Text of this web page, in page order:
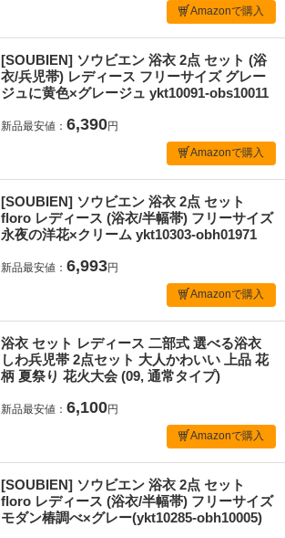
Amazonで購入
[SOUBIEN] ソウビエン 浴衣 2点 セット (浴
衣/兵児帯) レディース フリーサイズ グレー
ジュに黄色×グレージュ ykt10091-obs10011
新品最安値： 6,390円
Amazonで購入
[SOUBIEN] ソウビエン 浴衣 2点 セット
floro レディース (浴衣/半幅帯) フリーサイズ
永夜の洋花×クリーム ykt10303-obh01971
新品最安値： 6,993円
Amazonで購入
浴衣 セット レディース 二部式 選べる浴衣
しわ兵児帯 2点セット 大人かわいい 上品 花
柄 夏祭り 花火大会 (09, 通常タイプ)
新品最安値： 6,100円
Amazonで購入
[SOUBIEN] ソウビエン 浴衣 2点 セット
floro レディース (浴衣/半幅帯) フリーサイズ
モダン椿調べ×グレー(ykt10285-obh10005)